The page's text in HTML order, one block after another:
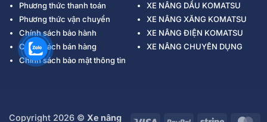
Phương thức thanh toán
Phương thức vận chuyển
Chính sách bảo hành
Chính sách bán hàng
Chính sách bảo mật thông tin
XE NÂNG DẦU KOMATSU
XE NÂNG XĂNG KOMATSU
XE NÂNG ĐIỆN KOMATSU
XE NÂNG CHUYÊN DỤNG
Copyright 2026 © Xe nâng